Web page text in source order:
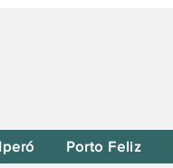
Iperó Porto Feliz